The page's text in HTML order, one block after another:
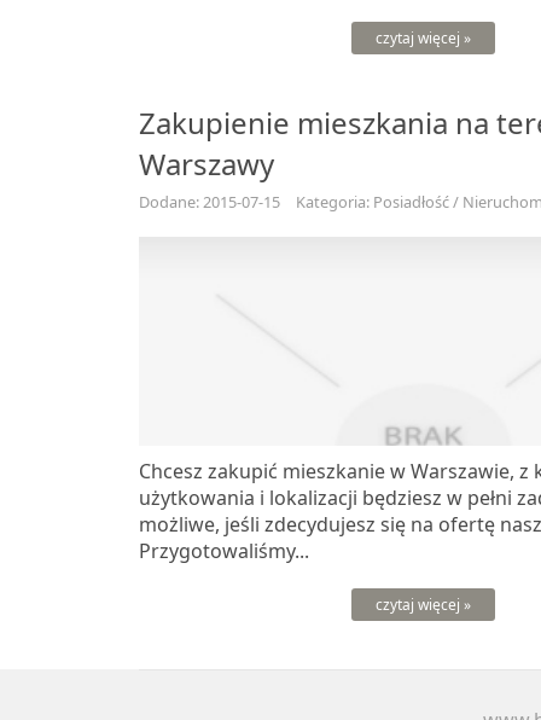
czytaj więcej »
Zakupienie mieszkania na
Warszawy
Dodane: 2015-07-15 Kategoria: Posiadłość /
Chcesz zakupić mieszkanie w Warszawie, z
użytkowania i lokalizacji będziesz w pełni
możliwe, jeśli zdecydujesz się na ofertę
Przygotowaliśmy...
czytaj więcej »